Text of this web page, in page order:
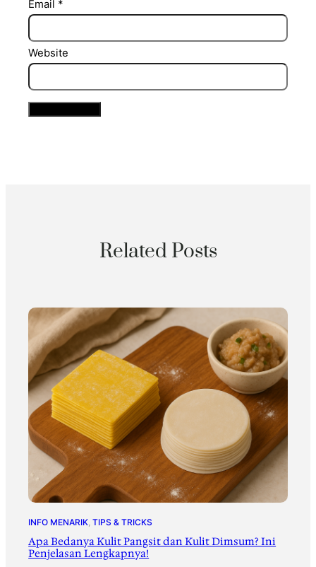
Email *
Website
Related Posts
INFO MENARIK , TIPS & TRICKS
Apa Bedanya Kulit Pangsit dan Kulit Dimsum? Ini
Penjelasan Lengkapnya!